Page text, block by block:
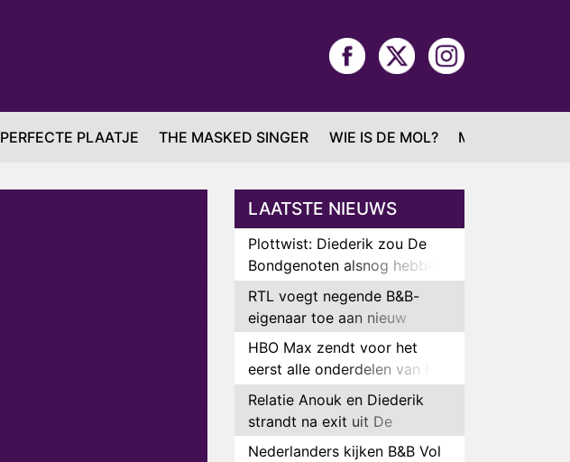
PERFECTE PLAATJE THE MASKED SINGER WIE IS DE MOL? MAFS
LAATSTE NIEUWS
Plottwist: Diederik zou De
Bondgenoten alsnog hebben
verlaten
RTL voegt negende B&B-
eigenaar toe aan nieuw
seizoen B&B Vol Liefde
HBO Max zendt voor het
eerst alle onderdelen van het
EK Atletiek uit
Relatie Anouk en Diederik
strandt na exit uit De
Bondgenoten
Nederlanders kijken B&B Vol